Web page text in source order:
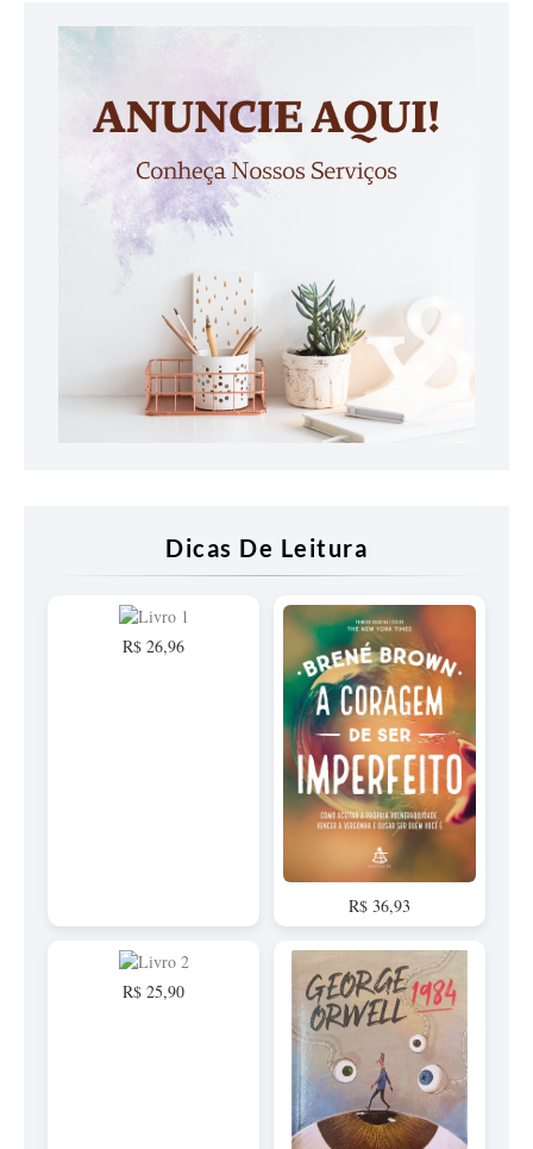
Dicas De Leitura
R$ 26,96
R$ 36,93
R$ 25,90